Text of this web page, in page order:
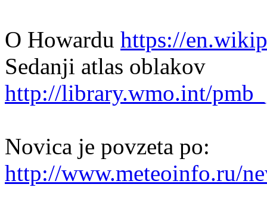
O Howardu https://
Sedanji atlas oblakov
http://library.wmo.int/
Novica je povzeta po:
http://www.meteoinfo.ru/